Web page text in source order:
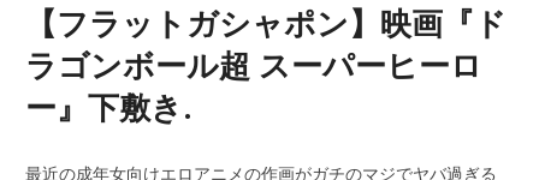
【フラットガシャポン】映画『ド
ラゴンボール超 スーパーヒーロ
ー』下敷き.
最近の成年女向けエロアニメの作画がガチのマジでヤバ過ぎる